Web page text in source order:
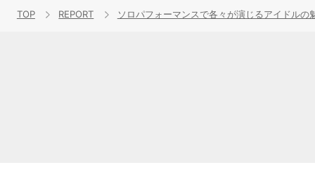
TOP REPORT ソロパフォーマンスで各々が演じるアイドル